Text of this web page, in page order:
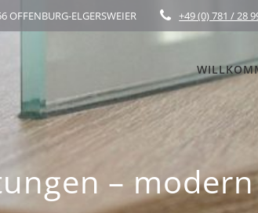
OFFENBURG-ELGERSWEIER +49 (0) 781 / 28
–